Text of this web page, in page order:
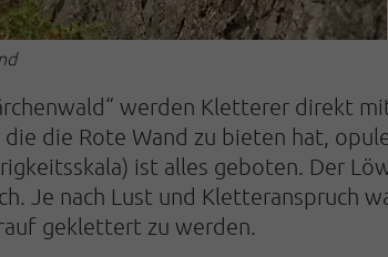
werden Kletterer direkt
die Rote Wand zu bieten hat,
ist alles geboten. Der
Je nach Lust und Kletteranspruch
geklettert zu werden.